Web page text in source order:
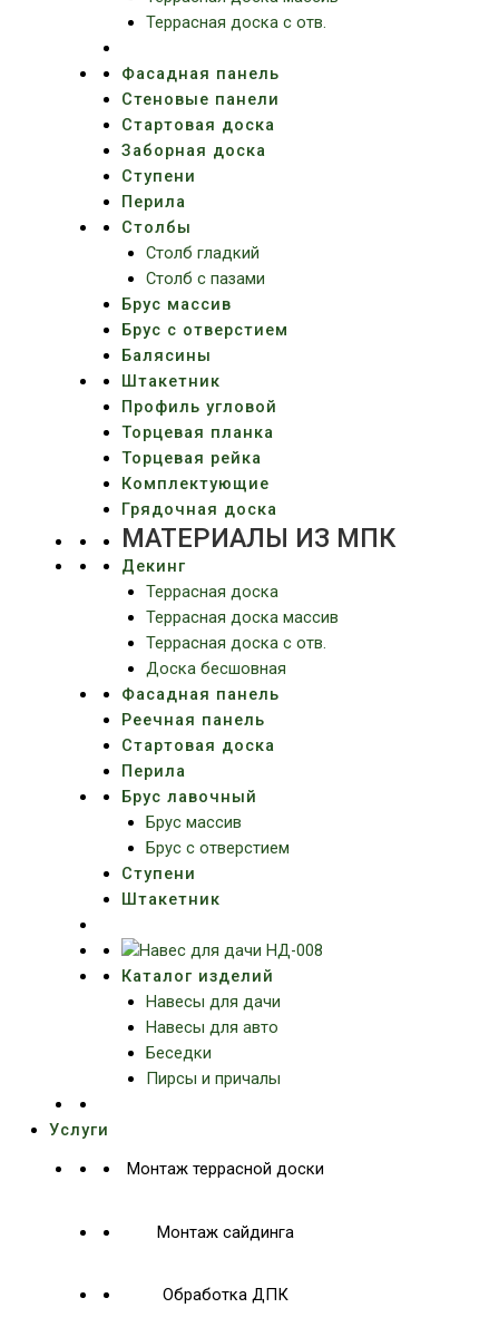
Террасная доска с отв.
Фасадная панель
Стеновые панели
Стартовая доска
Заборная доска
Ступени
Перила
Столбы
Столб гладкий
Столб с пазами
Брус массив
Брус с отверстием
Балясины
Штакетник
Профиль угловой
Торцевая планка
Торцевая рейка
Комплектующие
Грядочная доска
МАТЕРИАЛЫ ИЗ МПК
Декинг
Террасная доска
Террасная доска массив
Террасная доска c отв.
Доска бесшовная
Фасадная панель
Реечная панель
Стартовая доска
Перила
Брус лавочный
Брус массив
Брус с отверстием
Ступени
Штакетник
Каталог изделий
Навесы для дачи
Навесы для авто
Беседки
Пирсы и причалы
Услуги
Монтаж террасной доски
Монтаж сайдинга
Обработка ДПК